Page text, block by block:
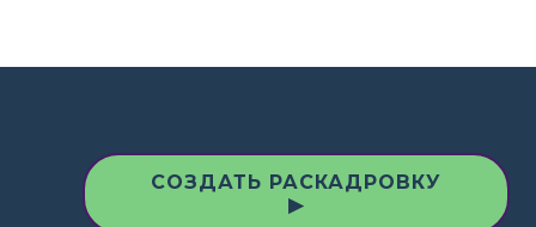
СОЗДАТЬ РАСКАДРОВКУ
▶